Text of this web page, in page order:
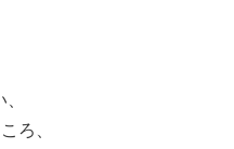
ろ、